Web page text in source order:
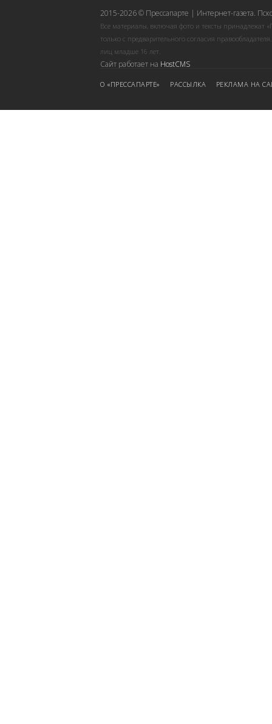
2015-2026 © Прессапарте | Интернет-газета.
Все материалы, включая фото и тексты принадлежат
только с предварительного согласия
лиц младше 16 лет.
Сайт работает на HostCMS
О «ПРЕССАПАРТЕ» РАССЫЛКА РЕКЛАМА НА